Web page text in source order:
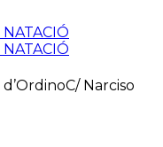
C/ Narciso